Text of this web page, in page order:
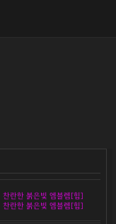
찬란한 붉은빛 엠블렘[힘]
찬란한 붉은빛 엠블렘[힘]